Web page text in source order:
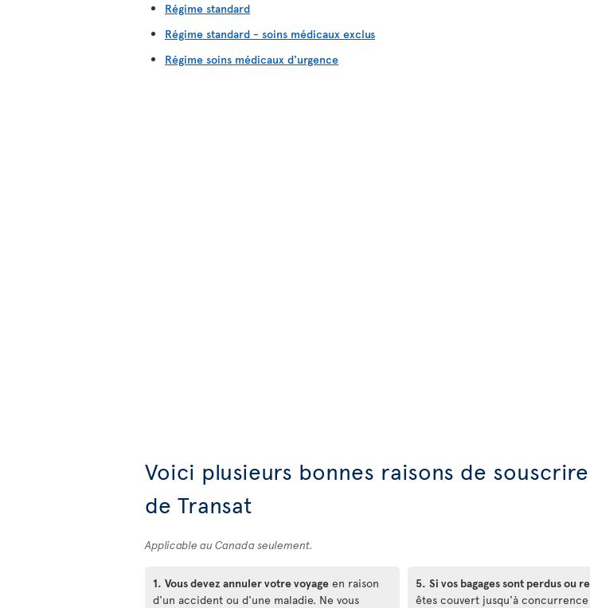
Régime standard
Régime standard - soins médicaux exclus
Régime soins médicaux d'urgence
Voici plusieurs bonnes raisons de
de Transat
Applicable au Canada seulement.
1. Vous devez annuler votre voyage en raison
d'un accident ou d'une maladie. Ne vous
5. Si vos bagages sont perdus ou
êtes couvert jusqu'à concurrence